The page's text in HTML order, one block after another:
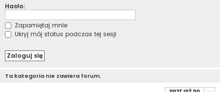
Hasło:
Zapamiętaj mnie
Ukryj mój status podczas tej sesji
Ta kategoria nie zawiera forum.